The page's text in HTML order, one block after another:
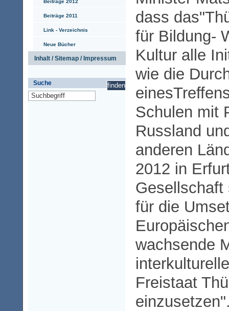
Beiträge 2012
Beiträge 2011
Link - Verzeichnis
Neue Bücher
Inhalt / Sitemap / Impressum
Suche
dass
für Bildung-
Kultur alle
wie die
Schulen mit
Russland
anderen
2012 in
Gesellschaft
für die
wachsende
Freistaat